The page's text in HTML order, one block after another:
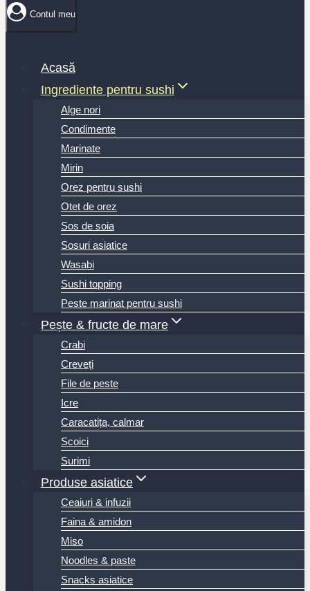
Contul meu
Acasă
Ingrediente pentru sushi
Alge nori
Condimente
Marinate
Mirin
Orez pentru sushi
Otet de orez
Sos de soia
Sosuri asiatice
Wasabi
Sushi topping
Peste marinat pentru sushi
Pește & fructe de mare
Crabi
Creveți
File de peste
Icre
Caracatița, calmar
Scoici
Surimi
Produse asiatice
Ceaiuri & infuzii
Faina & amidon
Miso
Noodles & paste
Snacks asiatice